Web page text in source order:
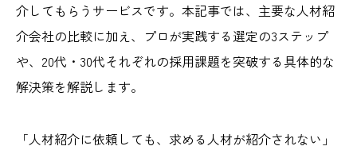
介してもらうサービスです。本記事では、主要な人材紹
介会社の比較に加え、プロが実践する選定の3ステップ
や、20代・30代それぞれの採用課題を突破する具体的な
解決策を解説します。
「人材紹介に依頼しても、求める人材が紹介されない」